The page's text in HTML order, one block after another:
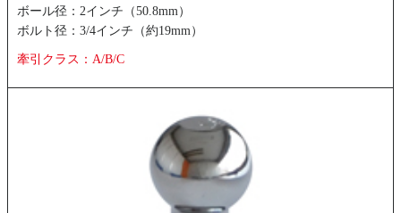
ボール径：2インチ（50.8mm）
ボルト径：3/4インチ（約19mm）
牽引クラス：A/B/C